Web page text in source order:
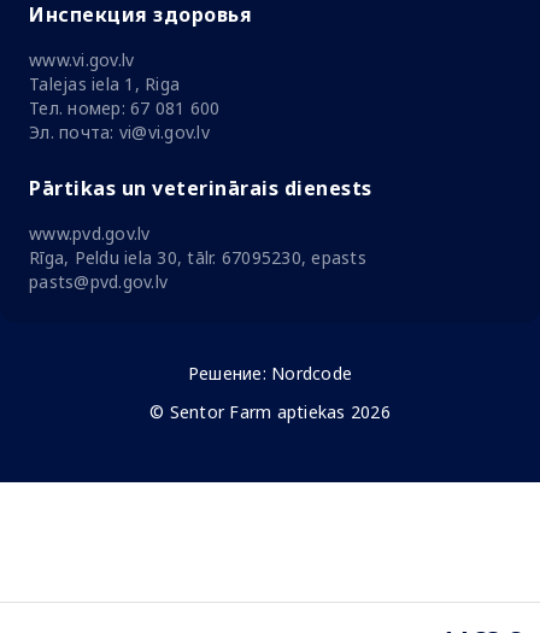
Инспекция здоровья
www.vi.gov.lv
Talejas iela 1, Riga
Тел. номер: 67 081 600
Эл. почта: vi@vi.gov.lv
Pārtikas un veterinārais dienests
www.pvd.gov.lv
Rīga, Peldu iela 30, tālr. 67095230, epasts
pasts@pvd.gov.lv
Решение: Nordcode
© Sentor Farm aptiekas 2026